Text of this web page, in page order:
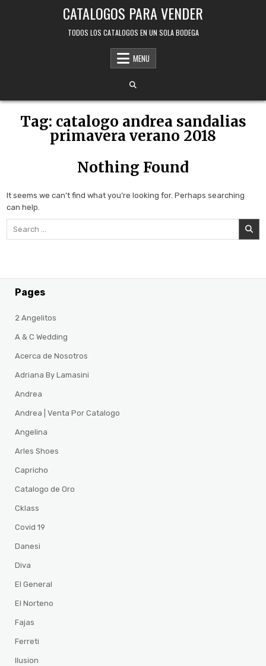
CATALOGOS PARA VENDER
TODOS LOS CATALOGOS EN UN SOLA BODEGA
MENU
Tag: catalogo andrea sandalias
primavera verano 2018
Nothing Found
It seems we can’t find what you’re looking for. Perhaps searching
can help.
Pages
2 Angelitos
A & C Wedding
Acerca de Nosotros
Adriana By Lamasini
Andrea
Andrea | Venta Por Catalogo
Angelina
Arles Shoes
Capricho
Catalogo de Oro
Cklass
Covid 19
Danesi
Diva
El General
El Norteno
Fajas
Ferreti
Ilusion